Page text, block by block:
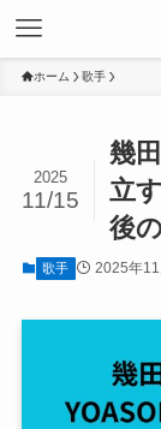
ホーム 歌手
幾
立
後
2025
11/15
歌手 2025年11